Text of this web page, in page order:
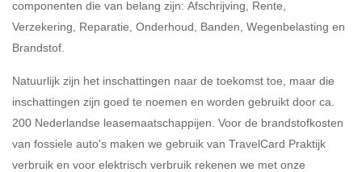
37,07% (Belastbaar tot €
69.399,- )
Eigen bijdrage
componenten die van belang zijn: Afschrijving, Rente,
Verzekering, Reparatie, Onderhoud, Banden, Wegenbelasting en
Brandstof.
Natuurlijk zijn het inschattingen naar de toekomst toe, maar die
inschattingen zijn goed te noemen en worden gebruikt door ca.
200 Nederlandse leasemaatschappijen. Voor de brandstofkosten
van fossiele auto's maken we gebruik van TravelCard Praktijk
verbruik en voor elektrisch verbruik rekenen we met onze